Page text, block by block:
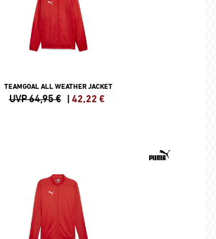
TEAMGOAL ALL WEATHER JACKET
UVP 64,95 € | 42,22 €